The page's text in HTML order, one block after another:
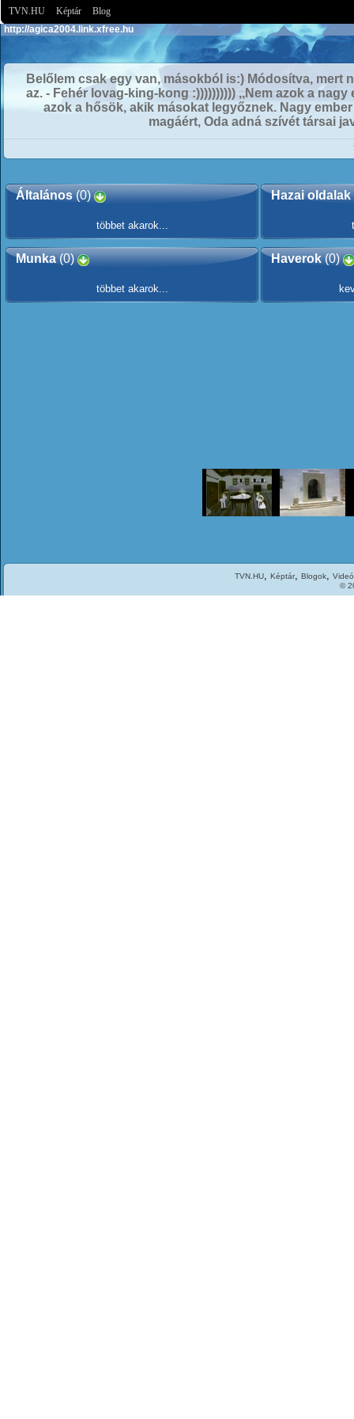
TVN.HU Képtár
Blog
http://agica2004.link.xfree.hu
Belőlem csak egy van, másokból is:) Módosítva, mert
az. - Fehér lovag-king-kong :)))))))))) ,,Nem azok a
azok a hősök, akik másokat legyőznek. Nagy
magáért, Oda adná szívét társai
Általános(0)
többet akarok...
Hazai oldalak
Munka(0)
többet akarok...
Haverok(0)
TVN.HU, Képtár, Blogok,
©